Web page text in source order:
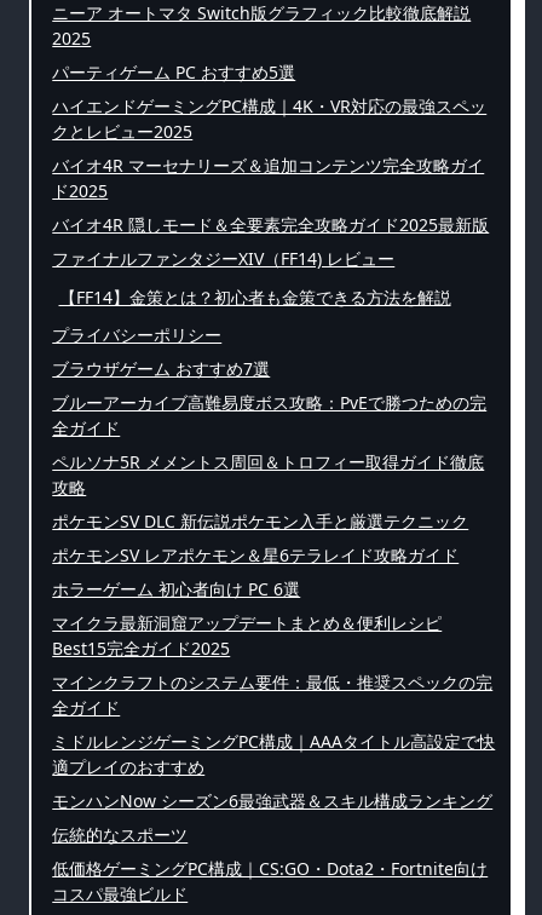
ニーア オートマタ Switch版グラフィック比較徹底解説
2025
パーティゲーム PC おすすめ5選
ハイエンドゲーミングPC構成｜4K・VR対応の最強スペッ
クとレビュー2025
バイオ4R マーセナリーズ＆追加コンテンツ完全攻略ガイ
ド2025
バイオ4R 隠しモード＆全要素完全攻略ガイド2025最新版
ファイナルファンタジーXIV（FF14) レビュー
【FF14】金策とは？初心者も金策できる方法を解説
プライバシーポリシー
ブラウザゲーム おすすめ7選
ブルーアーカイブ高難易度ボス攻略：PvEで勝つための完
全ガイド
ペルソナ5R メメントス周回＆トロフィー取得ガイド徹底
攻略
ポケモンSV DLC 新伝説ポケモン入手と厳選テクニック
ポケモンSV レアポケモン＆星6テラレイド攻略ガイド
ホラーゲーム 初心者向け PC 6選
マイクラ最新洞窟アップデートまとめ＆便利レシピ
Best15完全ガイド2025
マインクラフトのシステム要件：最低・推奨スペックの完
全ガイド
ミドルレンジゲーミングPC構成｜AAAタイトル高設定で快
適プレイのおすすめ
モンハンNow シーズン6最強武器＆スキル構成ランキング
伝統的なスポーツ
低価格ゲーミングPC構成｜CS:GO・Dota2・Fortnite向け
コスパ最強ビルド